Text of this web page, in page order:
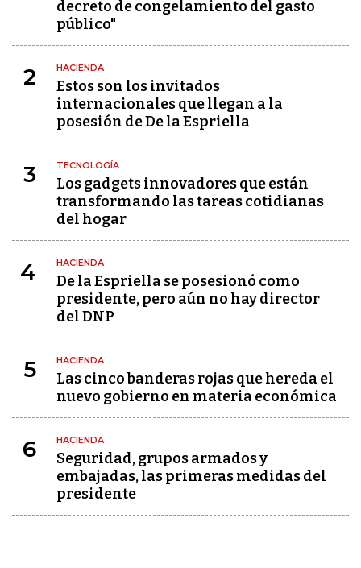
decreto de congelamiento del gasto
público"
2 HACIENDA
Estos son los invitados
internacionales que llegan a la
posesión de De la Espriella
3 TECNOLOGÍA
Los gadgets innovadores que están
transformando las tareas cotidianas
del hogar
4 HACIENDA
De la Espriella se posesionó como
presidente, pero aún no hay director
del DNP
5 HACIENDA
Las cinco banderas rojas que hereda el
nuevo gobierno en materia económica
6 HACIENDA
Seguridad, grupos armados y
embajadas, las primeras medidas del
presidente